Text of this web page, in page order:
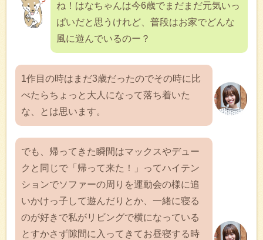
ね！はなちゃんは今6歳でまだまだ元気いっ
ぱいだと思うけれど、普段はお家でどんな
風に遊んでいるのー？
1作目の時はまだ3歳だったのでその時に比
べたらちょっと大人になって落ち着いた
な、とは思います。
でも、帰ってきた瞬間はマックスやデュー
クと同じで「帰って来た！」ってハイテン
ションでソファーの周りを運動会の様に追
いかけっ子して遊んだりとか、一緒に寝る
のが好きで私がリビングで横になっている
とすかさず隙間に入ってきてお昼寝する時